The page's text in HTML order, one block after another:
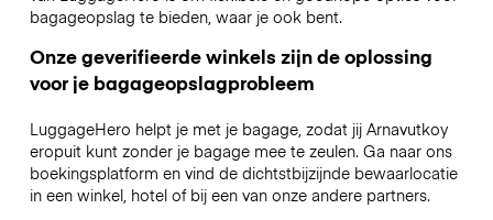
bagageopslag te bieden, waar je ook bent.
Onze geverifieerde winkels zijn de oplossing
voor je bagageopslagprobleem
LuggageHero helpt je met je bagage, zodat jij Arnavutkoy
eropuit kunt zonder je bagage mee te zeulen. Ga naar ons
boekingsplatform en vind de dichtstbijzijnde bewaarlocatie
in een winkel, hotel of bij een van onze andere partners.